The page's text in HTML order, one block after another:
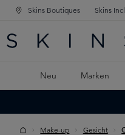
SPRINGEN
SPRINGEN
Skins Boutiques Skins
Neu Marken
Make-up Gesicht